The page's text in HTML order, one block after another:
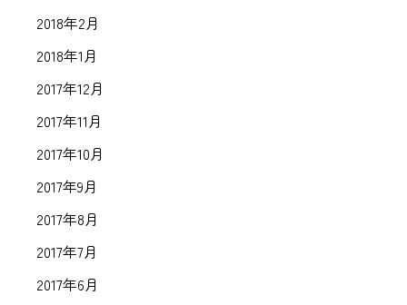
2018年2月
2018年1月
2017年12月
2017年11月
2017年10月
2017年9月
2017年8月
2017年7月
2017年6月